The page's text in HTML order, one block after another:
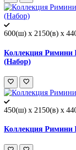
600(ш) x 2150(в) x
Коллекция
(Набор)
450(ш) x 2150(в) x
Коллекция